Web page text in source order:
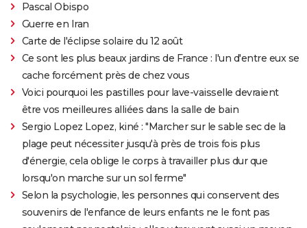
Pascal Obispo
Guerre en Iran
Carte de l'éclipse solaire du 12 août
Ce sont les plus beaux jardins de France : l'un d'entre eux se
cache forcément près de chez vous
Voici pourquoi les pastilles pour lave-vaisselle devraient
être vos meilleures alliées dans la salle de bain
Sergio Lopez Lopez, kiné : "Marcher sur le sable sec de la
plage peut nécessiter jusqu'à près de trois fois plus
d'énergie, cela oblige le corps à travailler plus dur que
lorsqu'on marche sur un sol ferme"
Selon la psychologie, les personnes qui conservent des
souvenirs de l'enfance de leurs enfants ne le font pas